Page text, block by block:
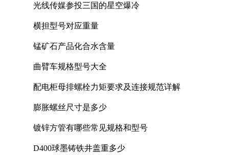
光线传媒参投三国的星空爆冷
横担型号对应重量
锰矿石产品化合水含量
曲臂车规格型号大全
配电柜母排螺栓力矩要求及连接规范详解
膨胀螺丝尺寸是多少
镀锌方管有哪些常见规格和型号
D400球墨铸铁井盖重多少